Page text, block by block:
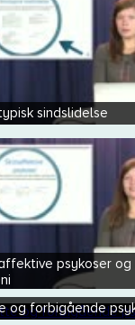
sindslidelse
psykoser
og forbigående